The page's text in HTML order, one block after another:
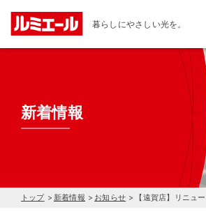
暮らしにやさしい光を。
新着情報
トップ 新着情報 お知らせ 【遠賀店】リニュ